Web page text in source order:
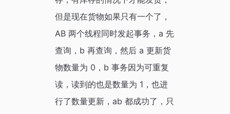
但是现在货物如果只有一个了，
AB 两个线程同时发起事务，a 先
查询，b 再查询，然后 a 更新货
物数量为 0，b 事务因为可重复
读，读到的也是数量为 1，也进
行了数量更新，ab 都成功了，只